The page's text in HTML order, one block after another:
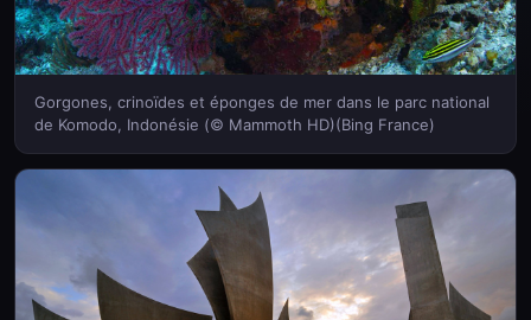
Gorgones, crinoïdes et éponges de mer dans le parc national
de Komodo, Indonésie (© Mammoth HD)(Bing France)